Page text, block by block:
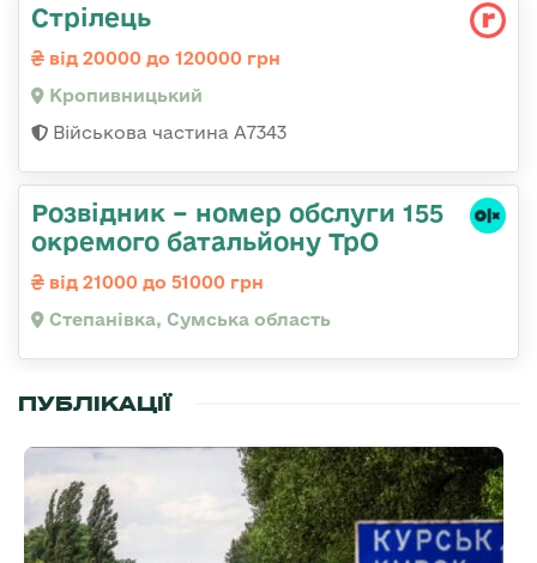
Стрілець
від 20000 до 120000 грн
Кропивницький
Військова частина А7343
Розвідник – номер обслуги 155
окремого батальйону ТрО
від 21000 до 51000 грн
Степанівка, Сумська область
ПУБЛІКАЦІЇ